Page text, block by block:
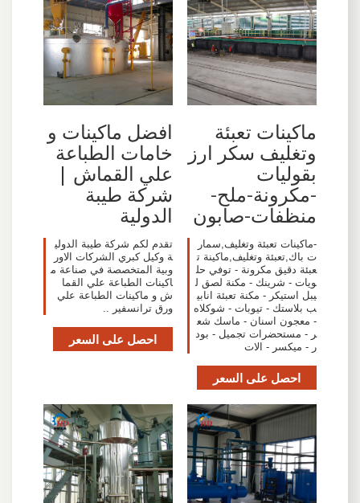
ماكينات تعبئة
وتغليف سكر ارز
بقوليات
-مكرونة-ملح-
منظفات-صابون
-ماكينات تعبئة وتغليف,سمار
ت باك,تعبئة وتغليف,ماكينة ت
عبئة دقيق مكرونة - توفي حل
ويات - شرينك - مكنة لصق ل
يبل استيكر - مكنة تعبئة انابي
ب بلاستك - تيوبات - شوكلاه
- معجون اسنان - ماسك شع
ر - مستحضرات تجميل - بود
ر - ميكسر - الات
احصل على السعر
افضل ماكينات و
خامات الطباعة
علي القماش |
شركة طيبة
الدولية
تقدم لكم شركة طيبة الدولي
ة وكيل كبري الشركات الاور
وبية المتخصصة في صناعة م
اكينات الطباعة علي القما
ش و ماكينات الطباعة علي
ورق ترانسفير ..
احصل على السعر